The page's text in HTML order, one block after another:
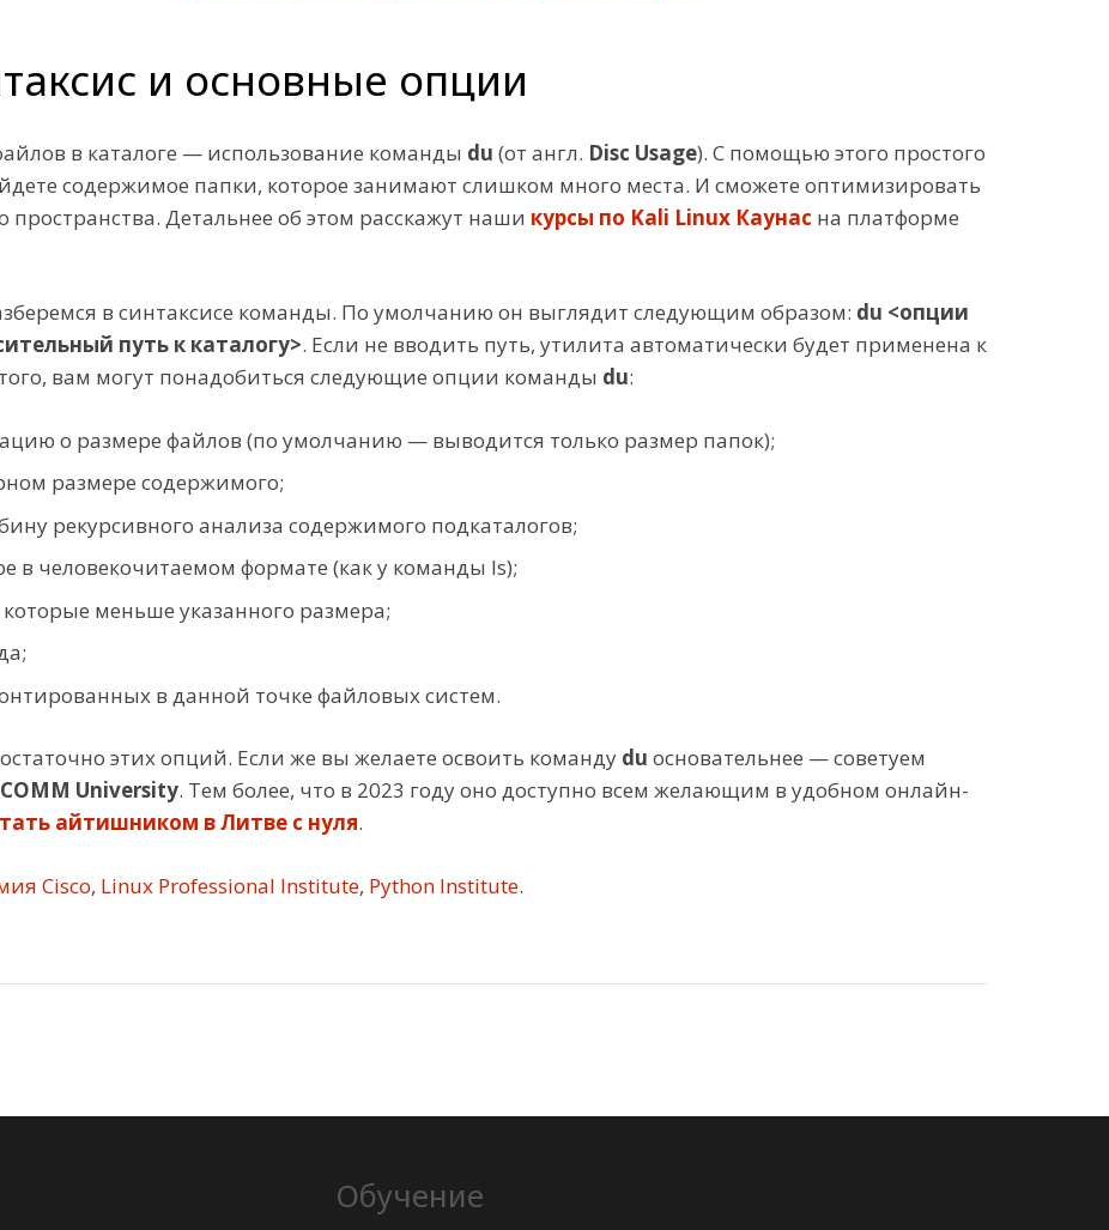
и основные опции
в каталоге — использование команды du (от англ. Disc Usage). С помощью этого простого
содержимое папки, которое занимают слишком много места. И сможете оптимизировать
пространства. Детальнее об этом расскажут наши курсы по Kali Linux Каунас на платформе
в синтаксисе команды. По умолчанию он выглядит следующим образом: du <опции
путь к каталогу>. Если не вводить путь, утилита автоматически будет применена к
вам могут понадобиться следующие опции команды du:
о размере файлов (по умолчанию — выводится только размер папок);
размере содержимого;
рекурсивного анализа содержимого подкаталогов;
в человекочитаемом формате (как у команды ls);
меньше указанного размера;
в данной точке файловых систем.
этих опций. Если же вы желаете освоить команду du основательнее — советуем
University. Тем более, что в 2023 году оно доступно всем желающим в удобном онлайн-
айтишником в Литве с нуля.
Cisco, Linux Professional Institute, Python Institute.
Обучение